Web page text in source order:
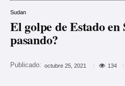
Sudan
El golpe de Estado en
pasando?
Publicado: octubre 25, 2021 134